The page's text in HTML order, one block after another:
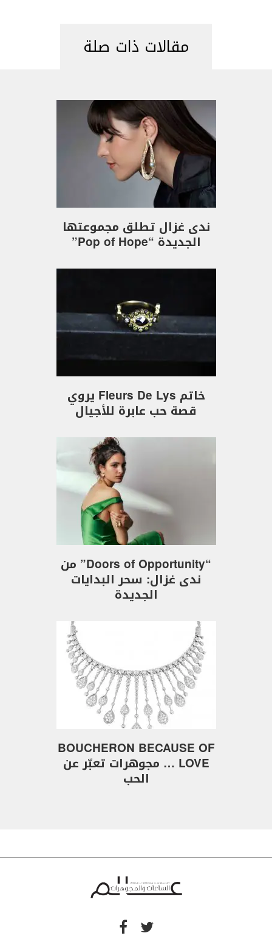
مقالات ذات صلة
ندى غزال تطلق مجموعتها
الجديدة “Pop of Hope”
خاتم Fleurs De Lys يروي
قصة حب عابرة للأجيال
“Doors of Opportunity” من
ندى غزال: سحر البدايات
الجديدة
BOUCHERON BECAUSE OF
LOVE … مجوهرات تعبّر عن
الحب